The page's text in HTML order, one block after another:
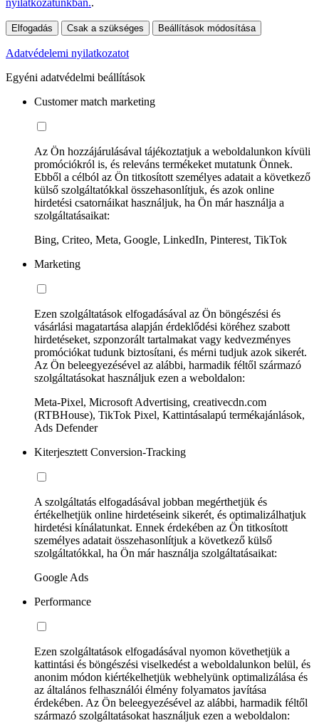
nyilatkozatunkban..
Elfogadás Csak a szükséges Beállítások módosítása
Adatvédelemi nyilatkozatot
Egyéni adatvédelmi beállítások
Customer match marketing
Az Ön hozzájárulásával tájékoztatjuk a weboldalunkon kívüli
promóciókról is, és releváns termékeket mutatunk Önnek.
Ebből a célból az Ön titkosított személyes adatait a következő
külső szolgáltatókkal összehasonlítjuk, és azok online
hirdetési csatornáikat használjuk, ha Ön már használja a
szolgáltatásaikat:
Bing, Criteo, Meta, Google, LinkedIn, Pinterest, TikTok
Marketing
Ezen szolgáltatások elfogadásával az Ön böngészési és
vásárlási magatartása alapján érdeklődési köréhez szabott
hirdetéseket, szponzorált tartalmakat vagy kedvezményes
promóciókat tudunk biztosítani, és mérni tudjuk azok sikerét.
Az Ön beleegyezésével az alábbi, harmadik féltől származó
szolgáltatásokat használjuk ezen a weboldalon:
Meta-Pixel, Microsoft Advertising, creativecdn.com
(RTBHouse), TikTok Pixel, Kattintásalapú termékajánlások,
Ads Defender
Kiterjesztett Conversion-Tracking
A szolgáltatás elfogadásával jobban megérthetjük és
értékelhetjük online hirdetéseink sikerét, és optimalizálhatjuk
hirdetési kínálatunkat. Ennek érdekében az Ön titkosított
személyes adatait összehasonlítjuk a következő külső
szolgáltatókkal, ha Ön már használja szolgáltatásaikat:
Google Ads
Performance
Ezen szolgáltatások elfogadásával nyomon követhetjük a
kattintási és böngészési viselkedést a weboldalunkon belül, és
anonim módon kiértékelhetjük webhelyünk optimalizálása és
az általános felhasználói élmény folyamatos javítása
érdekében. Az Ön beleegyezésével az alábbi, harmadik féltől
származó szolgáltatásokat használjuk ezen a weboldalon: